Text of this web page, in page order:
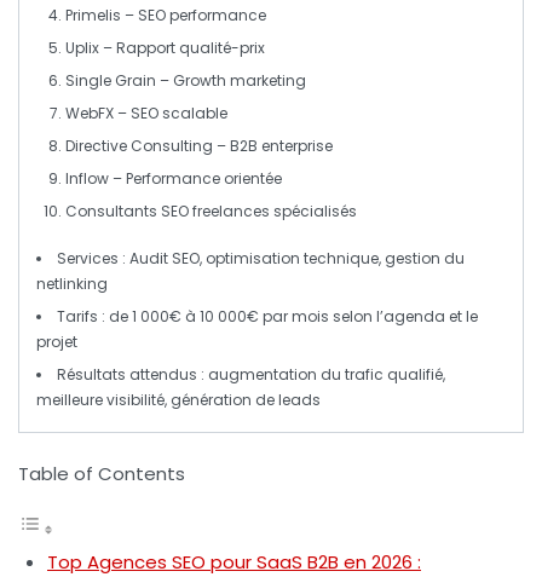
Primelis – SEO performance
Uplix – Rapport qualité-prix
Single Grain – Growth marketing
WebFX – SEO scalable
Directive Consulting – B2B enterprise
Inflow –Performance orientée
Consultants SEOfreelances spécialisés
Services : Audit SEO, optimisation technique, gestion du
netlinking
Tarifs : de 1 000€ à 10 000€ par mois selon l’agenda et le
projet
Résultats attendus : augmentation du trafic qualifié,
meilleurevisibilité, génération deleads
Table of Contents
Top Agences SEO pour SaaS B2B en 2026 :